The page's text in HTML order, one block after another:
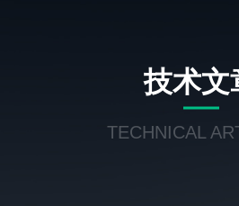
技术文
TECHNICAL